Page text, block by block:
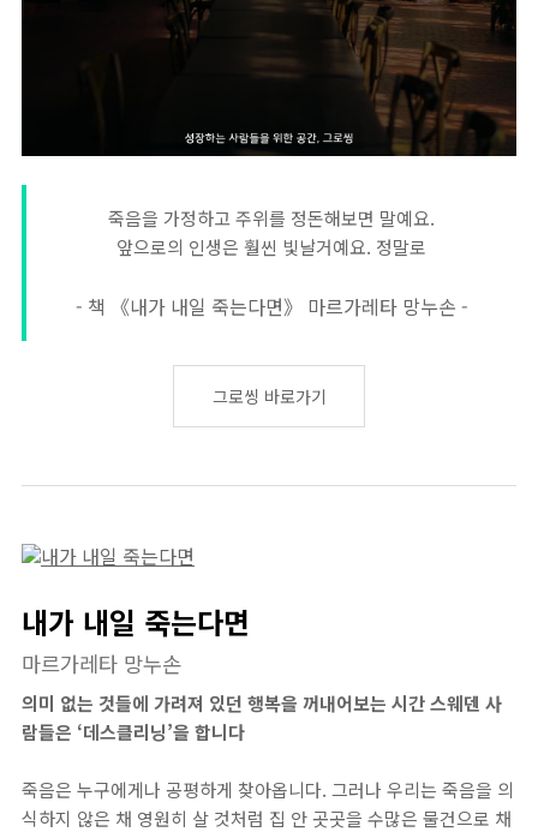
죽음을 가정하고 주위를 정돈해보면 말예요.
앞으로의 인생은 훨씬 빛날거예요. 정말로
- 책 《내가 내일 죽는다면》 마르가레타 망누손 -
그로씽 바로가기
내가 내일 죽는다면
마르가레타 망누손
의미 없는 것들에 가려져 있던 행복을 꺼내어보는 시간 스웨덴 사
람들은 ‘데스클리닝’을 합니다
죽음은 누구에게나 공평하게 찾아옵니다. 그러나 우리는 죽음을 의
식하지 않은 채 영원히 살 것처럼 집 안 곳곳을 수많은 물건으로 채